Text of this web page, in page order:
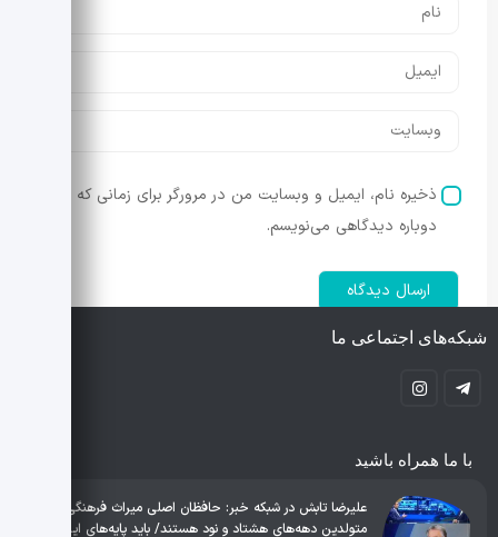
ذخیره نام، ایمیل و وبسایت من در مرورگر برای زمانی که
دوباره دیدگاهی می‌نویسم.
شبکه‌های اجتماعی ما
با ما همراه باشید
علیرضا تابش در شبکه خبر: حافظان اصلی میراث فرهنگی ایران
متولدین دهه‌های هشتاد و نود هستند/ باید پایه‌های این